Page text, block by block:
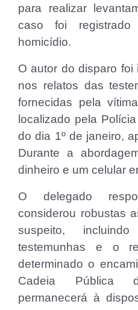
para realizar
caso foi
homicídio.
O autor do disparo foi
nos relatos das
fornecidas pela
localizado pela
do dia 1º de janeiro,
Durante a
dinheiro e um celular
O delegado
considerou robustas
suspeito,
testemunhas e o
determinado o
Cadeia Pública
permanecerá à